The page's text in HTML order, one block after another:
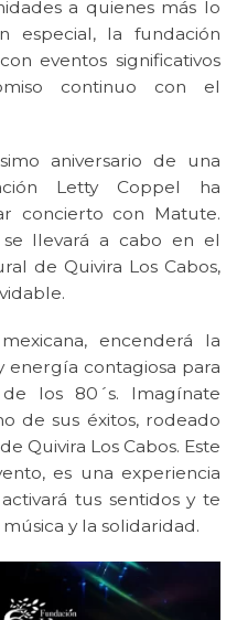
a quienes más lo
especial, la fundación
eventos significativos
continuo con el
aniversario de una
Letty Coppel ha
concierto con Matute.
llevará a cabo en el
de Quivira Los Cabos,
encenderá la
energía contagiosa para
los 80´s. Imagínate
de sus éxitos, rodeado
Quivira Los Cabos. Este
es una experiencia
tus sentidos y te
y la solidaridad.